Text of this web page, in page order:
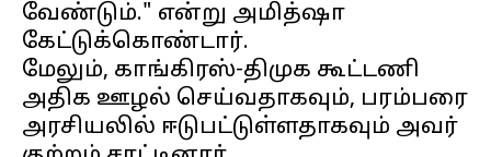
வேண்டும்." என்று அமித்ஷா
கேட்டுக்கொண்டார்.
மேலும், காங்கிரஸ்-திமுக கூட்டணி
அதிக ஊழல் செய்வதாகவும், பரம்பரை
அரசியலில் ஈடுபட்டுள்ளதாகவும் அவர்